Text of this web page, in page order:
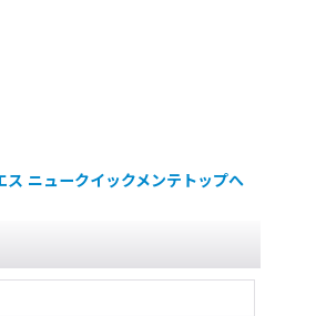
ニュークイックメンテトップへ